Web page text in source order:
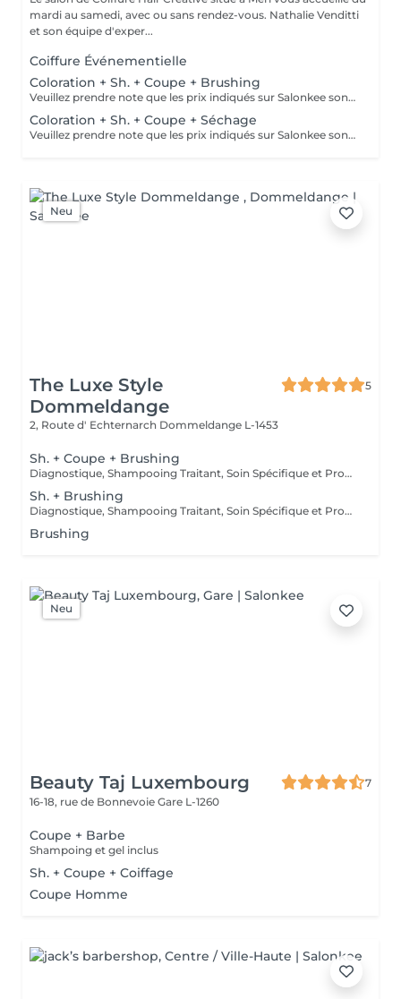
mardi au samedi, avec ou sans rendez-vous. Nathalie Venditti
et son équipe d'exper...
Coiffure Événementielle
Coloration + Sh. + Coupe + Brushing
Veuillez prendre note que les prix indiqués sur Salonkee sont communiqués à titre informatif et s'entendent de base. Ces derniers sont susceptibles de varier selon le diagnostic réalisé à votre arrivée au salon et l'expertise du professionnel à qui vous confiez votre beauté. Dans tous les cas, un devis précis vous sera proposé et toutes réalisations de prestations seront effectuées avec votre accord. Un grand merci d'avance pour votre compréhension. Au plaisir de vous recevoir très vite.
Coloration + Sh. + Coupe + Séchage
Veuillez prendre note que les prix indiqués sur Salonkee sont communiqués à titre informatif et s'entendent de base. Ces derniers sont susceptibles de varier selon le diagnostic réalisé à votre arrivée au salon et l'expertise du professionnel à qui vous confiez votre beauté. Dans tous les cas, un devis précis vous sera proposé et toutes réalisations de prestations seront effectuées avec votre accord. Un grand merci d'avance pour votre compréhension. Au plaisir de vous recevoir très vite.
Neu
The Luxe Style
Dommeldange
5
2, Route d' Echternarch Dommeldange L-1453
Sh. + Coupe + Brushing
Diagnostique, Shampooing Traitant, Soin Spécifique et Produits Coiffants inclus
Sh. + Brushing
Diagnostique, Shampooing Traitant, Soin Spécifique et Produits Coiffants inclus
Brushing
Neu
Beauty Taj Luxembourg
7
16-18, rue de Bonnevoie Gare L-1260
Coupe + Barbe
Shampoing et gel inclus
Sh. + Coupe + Coiffage
Coupe Homme